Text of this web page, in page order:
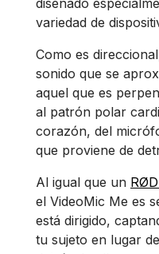
diseñado
variedad de
Como es
sonido que se
aquel que es
al patrón polar
corazón, del
que proviene de
Al igual que un
el VideoMic Me es
está dirigido,
tu sujeto en lugar